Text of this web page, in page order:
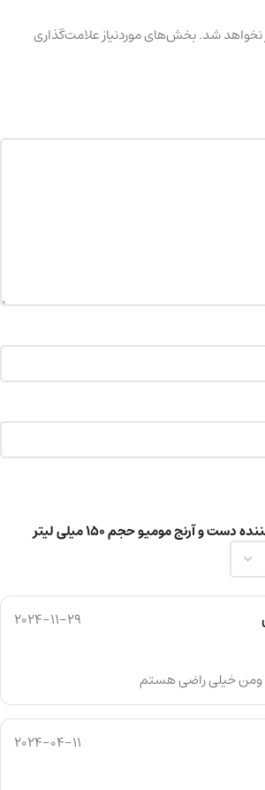
دست و آرنج مومیو حجم ۱۵۰ میلی لیتر
2024-11-29
خیلی راضی هستم
2024-04-11
شد.بخش‌های موردنیاز علامت‌گذاری